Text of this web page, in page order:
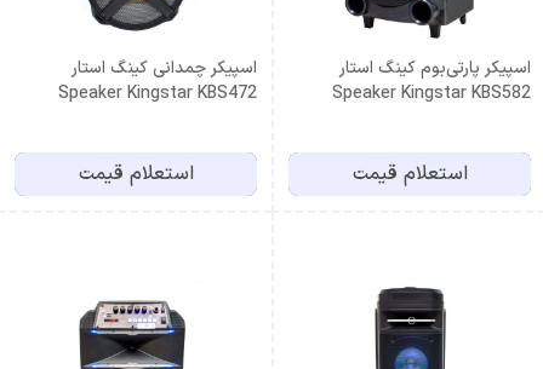
اسپیکر پارتی‌بوم کینگ استار
Speaker Kingstar KBS582
استعلام قیمت
اسپیکر چمدانی کینگ استار
Speaker Kingstar KBS472
استعلام قیمت